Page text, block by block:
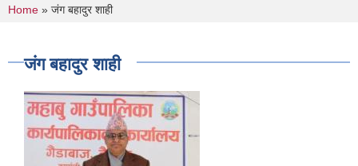
You are here
Home » जंग बहादुर शाही
जंग बहादुर शाही